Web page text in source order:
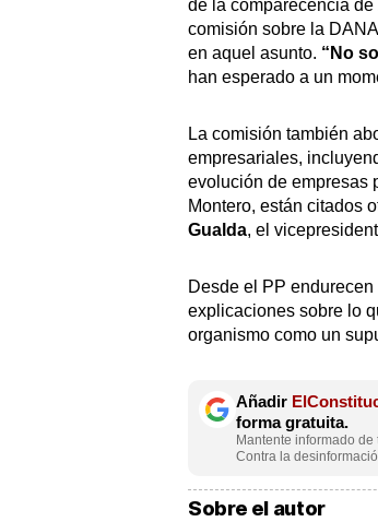
de la comparecencia de
comisión sobre la
en aquel asunto. “No
han esperado a un
La comisión también
empresariales,
evolución de empresas
Montero, están citados
Gualda, el
Desde el PP
explicaciones sobre lo
organismo como un
Añadir
forma gratuita.
Mantente informado
Contra la
Sobre el autor